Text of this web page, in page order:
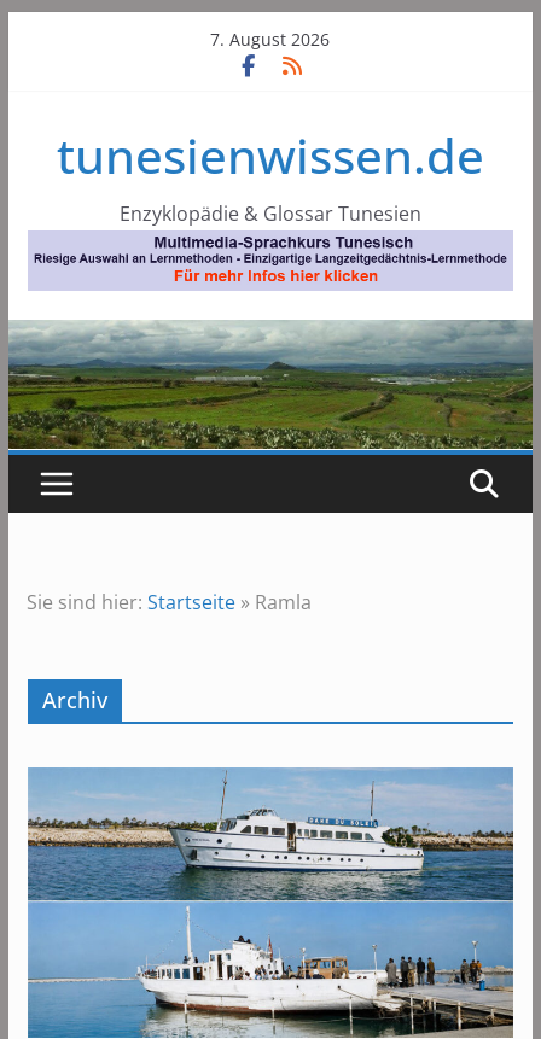
7. August 2026
tunesienwissen.de
Enzyklopädie & Glossar Tunesien
Sie sind hier: Startseite» Ramla
Archiv